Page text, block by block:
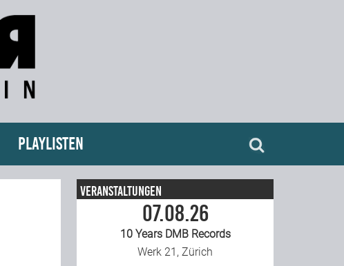
Playlisten
Veranstaltungen
07.08.26
10 Years DMB Records
Werk 21, Zürich